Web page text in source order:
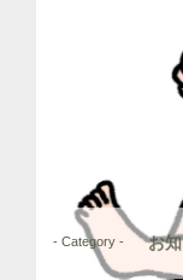
- Category - お